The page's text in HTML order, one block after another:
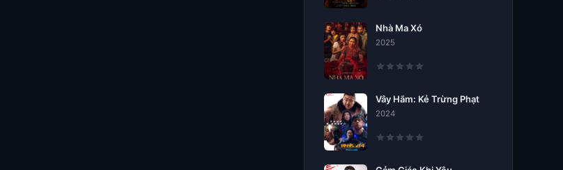
Nhà Ma Xó
2025
Vây Hãm: Kẻ Trừng Phạt
2024